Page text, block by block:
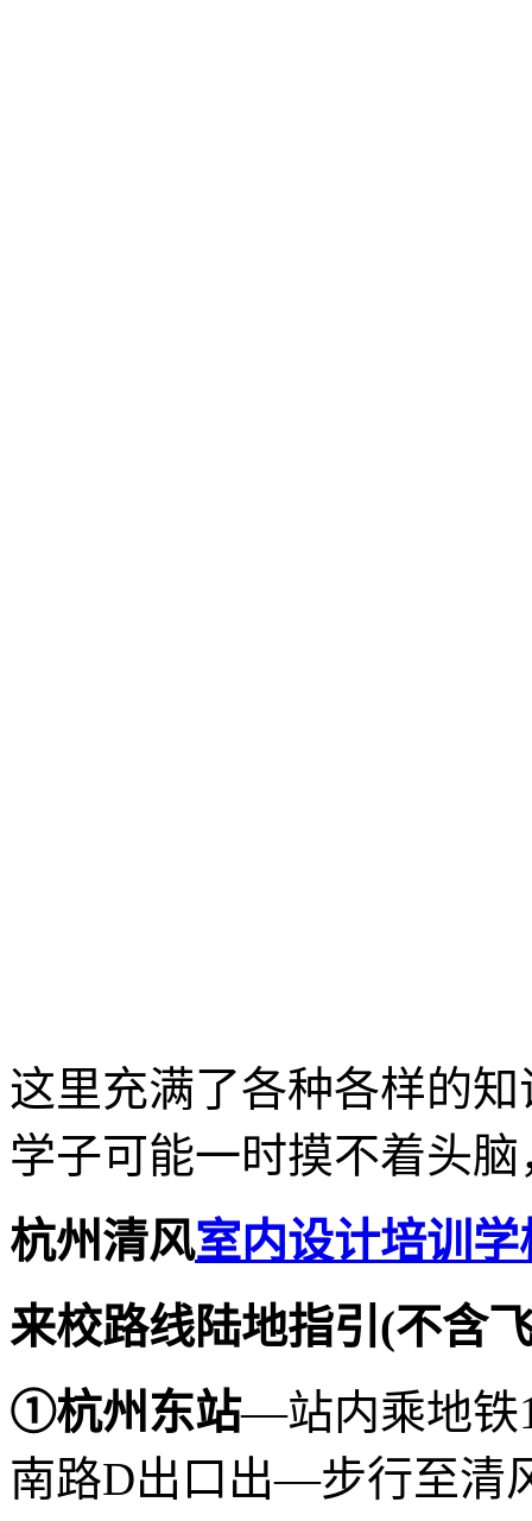
这里充满了各种各样的
学子可能一时摸不着头
杭州清风室内设计培训学
来校路线陆地指引(不含
①杭州东站—站内乘地铁
南路D出口出—步行至清